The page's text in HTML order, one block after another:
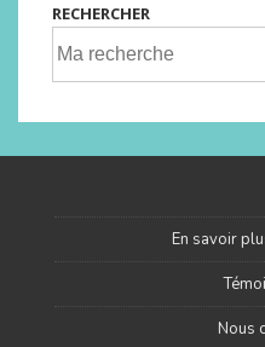
RECHERCHER
En savoir
Nous